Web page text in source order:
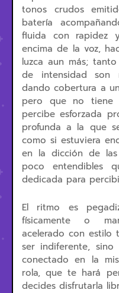
tonos crudos
batería
fluida con rapidez
encima de la voz,
luzca aun más;
de intensidad son
dando cobertura a
pero que no tiene
percibe esforzada
profunda a la que
como si estuviera
en la dicción de las
poco entendibles
dedicada para
El ritmo es
físicamente o
acelerado con estilo
ser indiferente,
conectado en la
rola, que te hará
decides disfrutarla